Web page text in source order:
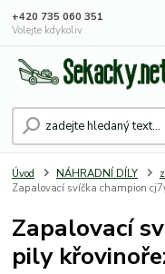
+420 735 060 351
Volejte kdykoliv
Úvod NÁHRADNÍ DÍLY
Zapalovací svíčka champion
Zapalovací
pily